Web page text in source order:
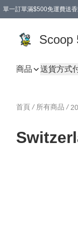
單一訂單滿$500免運費送
Scoop
商品 送貨方式
首頁 / 所有商品 /